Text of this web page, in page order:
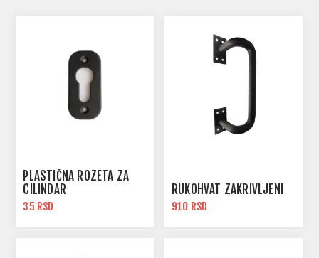
PLASTIČNA ROZETA ZA
CILINDAR
35 RSD
RUKOHVAT ZAKRIVLJENI
910 RSD